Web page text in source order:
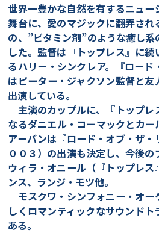
世界一豊かな自然を有するニュ
舞台に、愛のマジックに翻弄さ
の、”ビタミン剤”のような癒し
した。監督は『トップレス』に
るハリー・シンクレア。『ロー
はピーター・ジャクソン監督と
出演している。
主演のカップルに、『トップレ
なるダニエル・コーマックとカー
アーバンは『ロード・オブ・ザ・
００３）の出演も決定し、今後
ウィラ・オニール（『トップレ
ンス、ランジ・モツ他。
モスクワ・シンフォニー・オー
しくロマンティックなサウンド
ある。